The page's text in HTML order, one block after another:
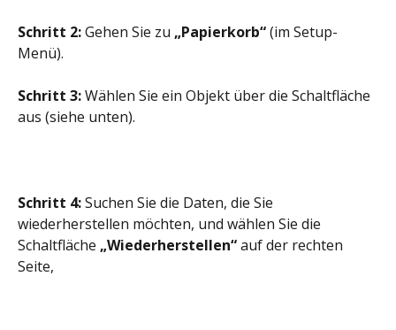
Schritt 2: Gehen Sie zu „Papierkorb“ (im Setup-
Menü).
Schritt 3: Wählen Sie ein Objekt über die Schaltfläche
aus (siehe unten).
Schritt 4: Suchen Sie die Daten, die Sie
wiederherstellen möchten, und wählen Sie die
Schaltfläche „Wiederherstellen“ auf der rechten
Seite,